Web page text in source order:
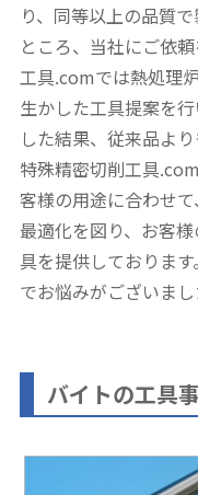
り、同等以上の品質
ところ、当社にご依
工具.comでは熱処理
生かした工具提案を
した結果、従来品よ
特殊精密切削工具
客様の用途に合わせ
最適化を図り、お客
具を提供しておりま
でお悩みがございま
バイトの工具